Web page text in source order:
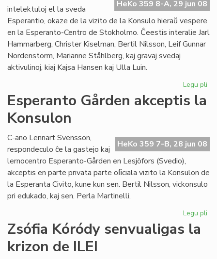
HeKo 359 8-A, 29 jun 08
intelektuloj el la sveda
Esperantio, okaze de la vizito de la Konsulo hieraŭ vespere
en la Esperanto-Centro de Stokholmo. Ĉeestis interalie Jarl
Hammarberg, Christer Kiselman, Bertil Nilsson, Leif Gunnar
Nordenstorm, Marianne Ståhlberg, kaj gravaj svedaj
aktivulinoj, kiaj Kajsa Hansen kaj Ulla Luin.
Legu pli
Esperanto Gården akceptis la
Konsulon
HeKo 359 7-B, 28 jun 08
C-ano Lennart Svensson,
respondeculo ĉe la gastejo kaj
lernocentro Esperanto-Gården en Lesjöfors (Svedio),
akceptis en parte privata parte oﬁciala vizito la Konsulon de
la Esperanta Civito, kune kun sen. Bertil Nilsson, vickonsulo
pri edukado, kaj sen. Perla Martinelli.
Legu pli
Zsófia Kóródy senvualigas la
krizon de ILEI